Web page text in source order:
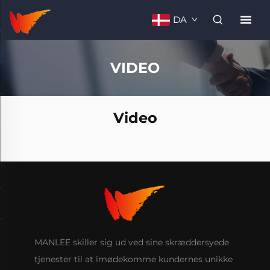
DA
VIDEO
Video
MANLEE skiller sig ud ved sine skræddersyede
tjenester til at imødekomme kundernes unikke